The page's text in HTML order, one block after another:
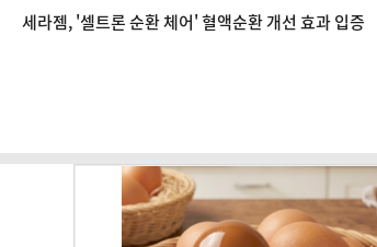
세라젬, '셀트론 순환 체어' 혈액순환 개선 효과 입증